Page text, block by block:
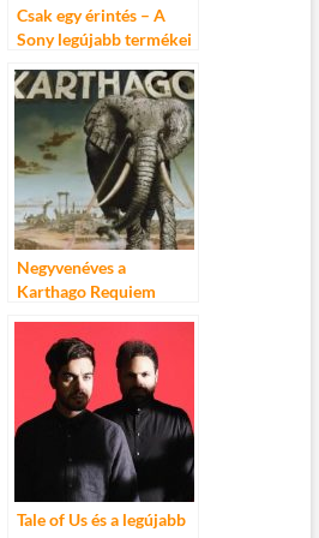
Csak egy érintés – A
Sony legújabb termékei
Negyvenéves a
Karthago Requiem
Tale of Us és a legújabb